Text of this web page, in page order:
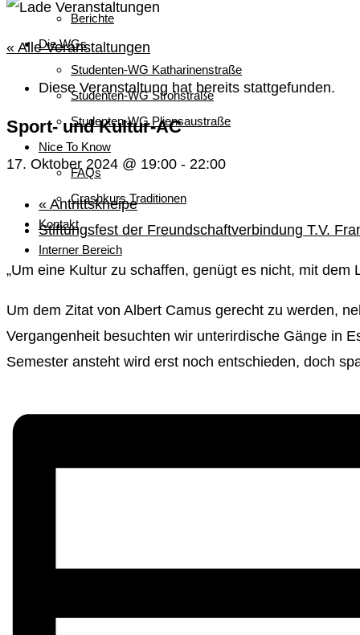
Berichte
Die WGs
Studenten-WG Katharinenstraße
Studenten-WG Strohstraße
Studenten-WG Pliensaustraße
Nice To Know
FAQs
Crashkurs Traditionen
Kontakt
Interner Bereich
« Alle Veranstaltungen
Diese Veranstaltung hat bereits stattgefunden.
Sport- und Kultur-AC
17. Oktober 2024 @ 19:00 - 22:00
« Antrittskneipe
Stiftungsfest der Freundschaftverbindung T.V.
„Um eine Kultur zu schaffen, genügt es nicht, mit
Um dem Zitat von Albert Camus gerecht zu werden,
Vergangenheit besuchten wir unterirdische Gänge in
Semester ansteht wird erst noch entschieden, doch